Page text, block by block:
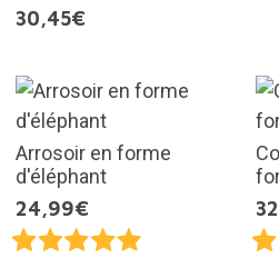
30,45€
Arrosoir en forme
d'éléphant
24,99€